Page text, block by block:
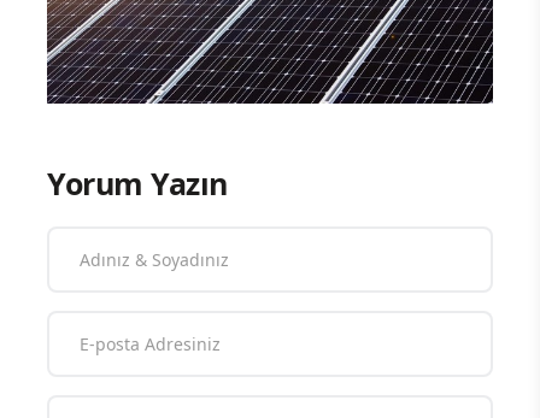
Yorum Yazın